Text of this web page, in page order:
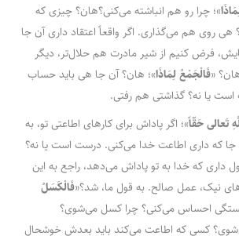
»؛ چرا رو هم انباشته می‌کنی؟هان؟ چیزی که
روی هم می‌گذاری. اگر واقعاً اعتقاد داری آن جا
فرض کنیم از شیر مادرت هم حلال‌تر، دیگر
«فَالْجَمْعُ لِمَاذَا»؛ هان؟ آن جا هی باید حساب
یا نه؟ گذاشتی هم رفتی.
تَعالی حَقّاً»؛ اگر پاداش برای کارهای اطاعتی تو، به
جا که داری اطاعت خدا می‌کنی. درست است یا نه؟
داری که خدا به تو پاداش می‌دهد، راجع به این
نیک، عمل صالح. به قول ما، شد؟«فَالْکَسَلُ
خستگی احساس می‌کنی؟ چرا کسل می‌شوی؟
کسی که اطاعت می‌کند باید بعدش خوشحال